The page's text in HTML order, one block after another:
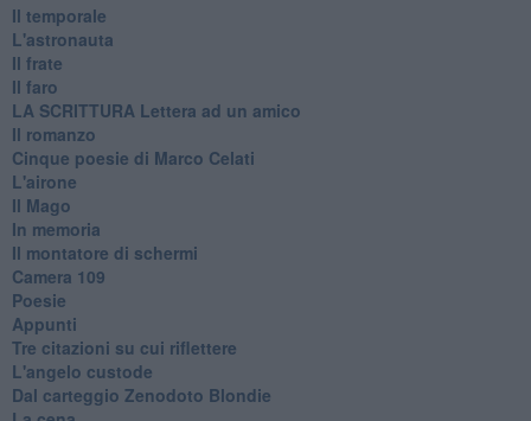
Il temporale
L'astronauta
Il frate
Il faro
​LA SCRITTURA Lettera ad un amico
Il romanzo
Cinque poesie di Marco Celati
L'airone
Il Mago
In memoria
Il montatore di schermi
Camera 109
Poesie
Appunti
Tre citazioni su cui riflettere
L'angelo custode
Dal carteggio Zenodoto Blondie